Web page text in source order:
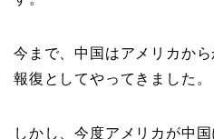
今まで、中国はアメリカか
報復としてやってきました。
しかし、今度アメリカが中